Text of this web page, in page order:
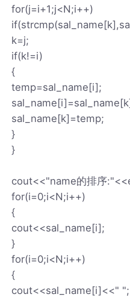
for(j=i+1;j<N;i++)
k=j;
if(k!=i)
{
temp=sal_name[i];
sal_name[k]=temp;
}
}
cout<<"name的排序
for(i=0;i<N;i++)
{
cout<<sal_name[i];
}
for(i=0;i<N;i++)
{
cout<<sal_name[i]<<" ";